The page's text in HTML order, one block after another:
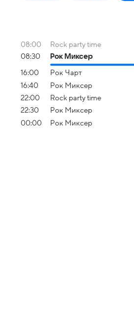
08:00
Rock party time
08:30
Рок Миксер
16:00
Рок Чарт
16:40
Рок Миксер
22:00
Rock party time
22:30
Рок Миксер
00:00
Рок Миксер